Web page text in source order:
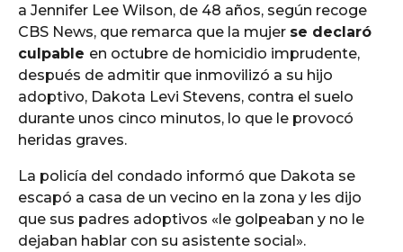
a Jennifer Lee Wilson, de 48 años, según recoge
CBS News, que remarca que la mujer se declaró
culpable en octubre de homicidio imprudente,
después de admitir que inmovilizó a su hijo
adoptivo, Dakota Levi Stevens, contra el suelo
durante unos cinco minutos, lo que le provocó
heridas graves.
La policía del condado informó que Dakota se
escapó a casa de un vecino en la zona y les dijo
que sus padres adoptivos «le golpeaban y no le
dejaban hablar con su asistente social».